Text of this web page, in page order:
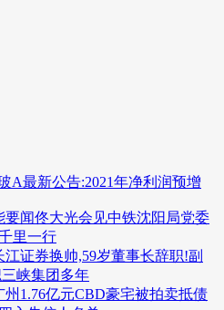
A最新公告:2021年净利润预增
要闻佟大光会见中铁沈阳局党委
里一行
证券换帅,59岁董事长辞职!副
峡集团多年
州1.76亿元CBD豪宅被拍卖抵债